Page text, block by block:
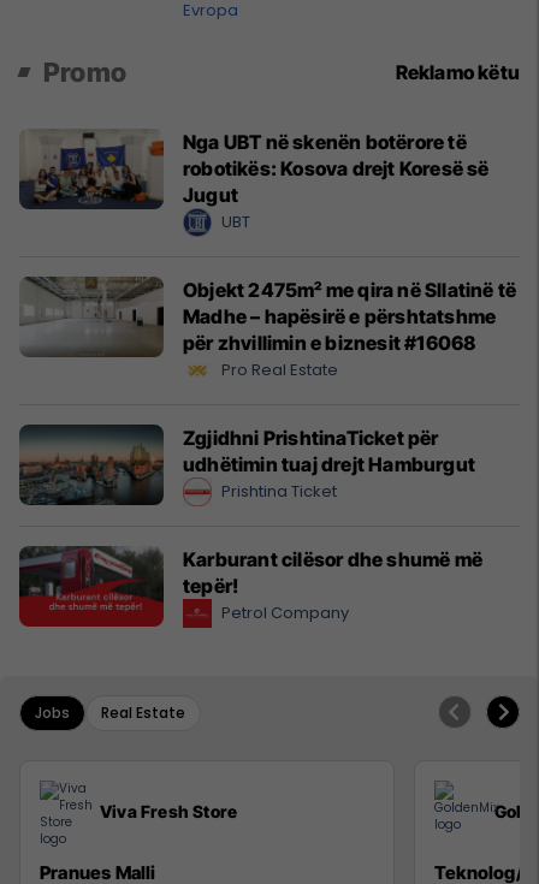
Evropa
Promo Reklamo këtu
Nga UBT në skenën botërore të
robotikës: Kosova drejt Koresë së
Jugut
UBT
Objekt 2475m² me qira në Sllatinë të
Madhe – hapësirë e përshtatshme
për zhvillimin e biznesit #16068
Pro Real Estate
Zgjidhni PrishtinaTicket për
udhëtimin tuaj drejt Hamburgut
Prishtina Ticket
Karburant cilësor dhe shumë më
tepër!
Petrol Company
Jobs Real Estate
Viva Fresh Store
Pranues Malli
Teknolog/e